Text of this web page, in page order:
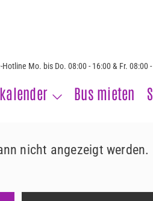
Bus mieten
Hotline Mo. bis Do. 08:00 - 16:00 & Fr. 08:00
nicht angezeigt werden.